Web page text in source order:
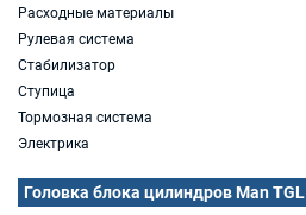
Расходные материалы
Рулевая система
Стабилизатор
Ступица
Тормозная система
Электрика
Головка блока цилиндров Man TGL